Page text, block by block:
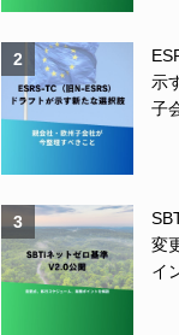
2
示
子
3
変
イ